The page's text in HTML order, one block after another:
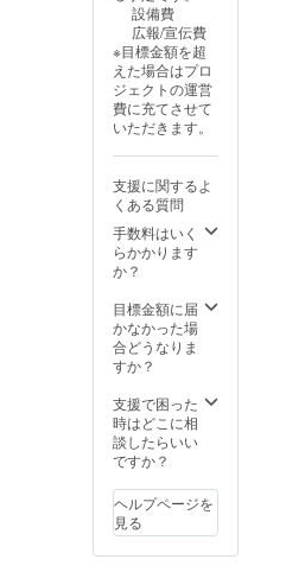
や浜田
広介記
念館、
地元の
飲食店
など高
畠町を
ご案内
に合わ
せてカ
スタマ
イズ可
能で
地まで
の交通
費、当
日の飲
は自己
負担に
なりま
す。
い ・ビ
デオ
メッ
セージ
・限定
Ｔシャ
ツも
セット
ます。
設備費
広報/宣伝費
※目標金額を超
えた場合はプロ
ジェクトの運営
費に充てさせて
いただきます。
支援に関するよ
くある質問
手数料はいく
らかかります
か？
目標金額に届
かなかった場
合どうなりま
すか？
支援で困った
時はどこに相
談したらいい
ですか？
ヘルプページを
見る